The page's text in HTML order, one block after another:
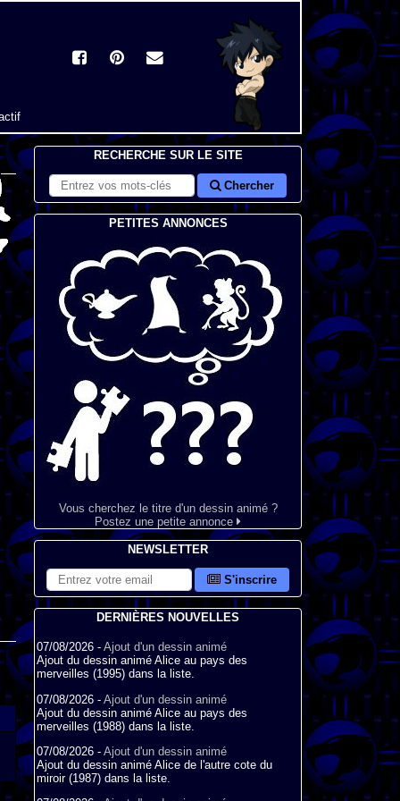
RECHERCHE SUR LE SITE
Chercher
PETITES ANNONCES
Vous cherchez le titre d'un dessin animé ?
Postez une petite annonce
NEWSLETTER
S'inscrire
DERNIÈRES NOUVELLES
07/08/2026 - Ajout d'un dessin animé
Ajout du dessin animé Alice au pays des
merveilles (1995) dans la liste.
07/08/2026 - Ajout d'un dessin animé
Ajout du dessin animé Alice au pays des
merveilles (1988) dans la liste.
07/08/2026 - Ajout d'un dessin animé
Ajout du dessin animé Alice de l'autre cote du
miroir (1987) dans la liste.